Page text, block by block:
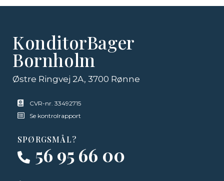
KonditorBager
Bornholm
Østre Ringvej 2A, 3700 Rønne
CVR-nr. 33492715
Se kontrolrapport
SPØRGSMÅL?
56 95 66 00